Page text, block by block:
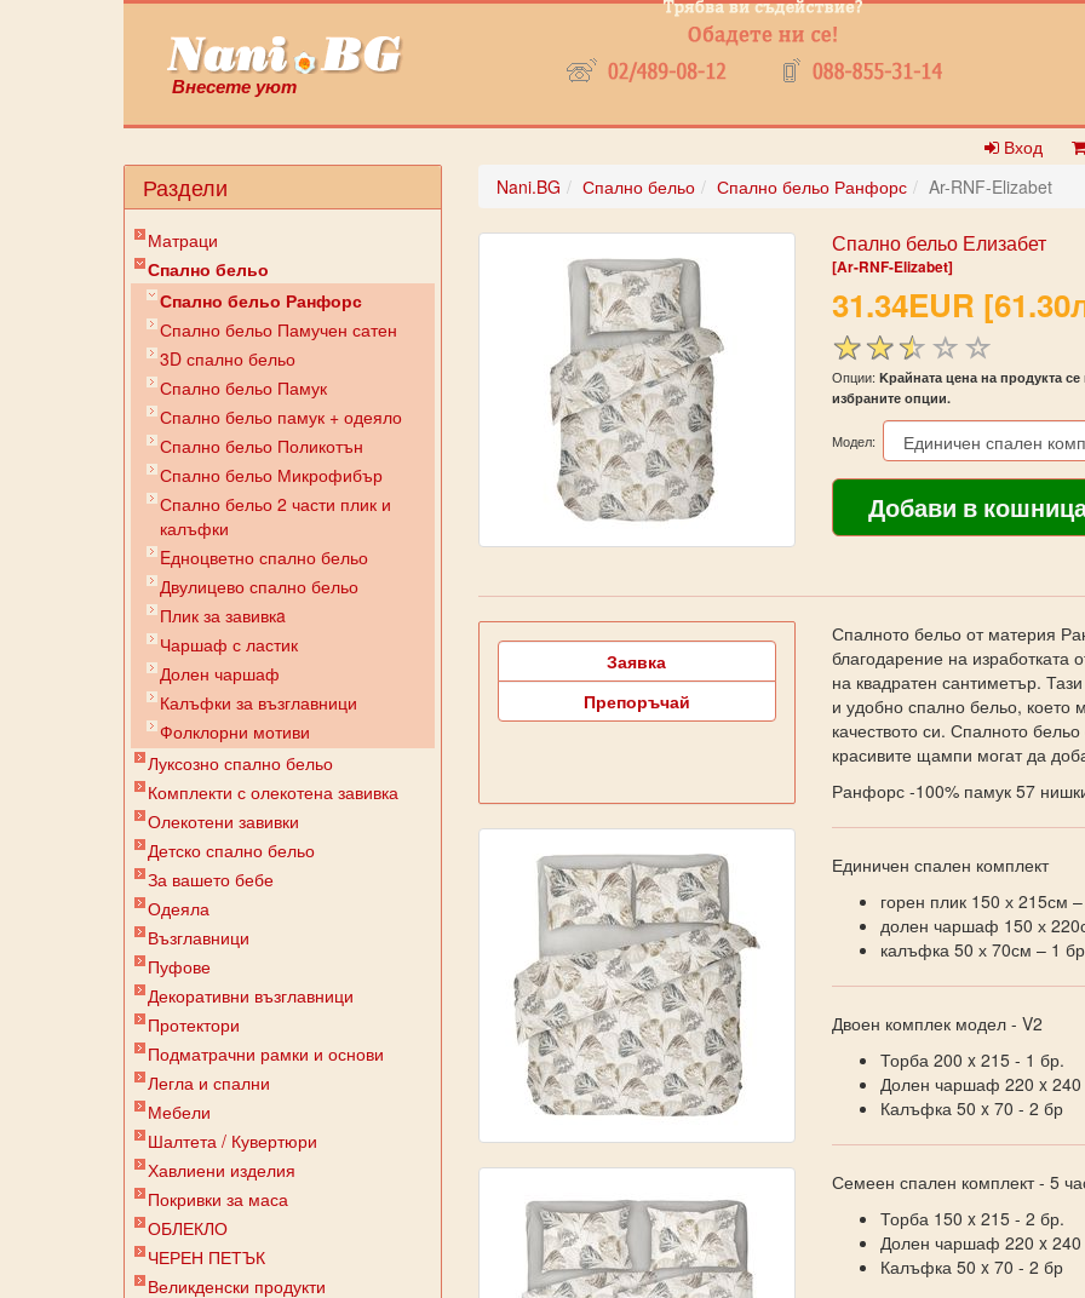
Внесете уют
Вход
Раздели
Матраци
Спално бельо
Спално бельо Ранфорс
Спално бельо Памучен сатен
3D спално бельо
Спално бельо Памук
Спално бельо памук + одеяло
Спално бельо Поликотън
Спално бельо Микрофибър
Спално бельо 2 части плик и
калъфки
Eдноцветно спално бельо
Двулицево спално бельо
Плик за завивкa
Чаршаф с ластик
Долен чаршаф
Калъфки за възглавници
Фолклорни мотиви
Луксозно спално бельо
Комплекти с олекотена завивка
Олекотени завивки
Детско спално бельо
За вашето бебе
Одеяла
Възглавници
Пуфове
Декоративни възглавници
Протектори
Подматрачни рамки и основи
Легла и спални
Мебели
Шалтета / Кувертюри
Хавлиени изделия
Покривки за маса
ОБЛЕКЛО
ЧЕРЕН ПЕТЪК
Великденски продукти
Nani.BG Спално бельо Спално бельо Ранфорс Ar-RNF-Elizabet
Спално бельо Елизабет
[Ar-RNF-Elizabet]
31.34EUR
Опции: Kрайната цена на продукта
избраните опции.
Модел:
Заявка
Препоръчай
Спалното бельо от материя
благодарение на изработката
на квадратен сантиметър.
и удобно спално бельо, което
качеството си. Спалното
красивите щампи могат да
Ранфорс -100% памук 57
Единичен спален комплект
горен плик 150 х 215см
долен чаршаф 150 х
калъфка 50 х 70см – 1
Двоен комплек модел - V2
Торба 200 x 215 - 1 бр.
Долен чаршаф 220 x 240
Калъфка 50 x 70 - 2 бр
Семеен спален комплект - 5
Торба 150 x 215 - 2 бр.
Долен чаршаф 220 x 240
Калъфка 50 x 70 - 2 бр